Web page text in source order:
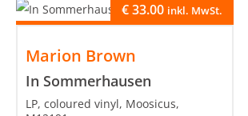
Marion Brown
In Sommerhausen
€33.00 inkl. MwSt.
LP, coloured vinyl, Moosicus,